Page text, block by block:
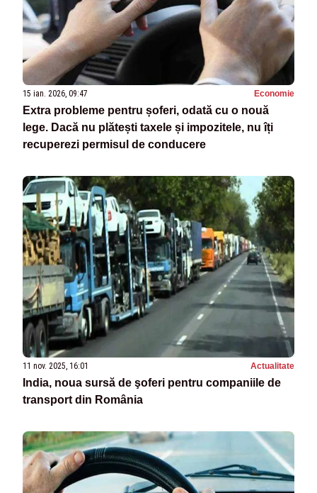
15 ian. 2026, 09:47 Economie
Extra probleme pentru șoferi, odată cu o nouă
lege. Dacă nu plătești taxele și impozitele, nu îți
recuperezi permisul de conducere
11 nov. 2025, 16:01 Actualitate
India, noua sursă de şoferi pentru companiile de
transport din România